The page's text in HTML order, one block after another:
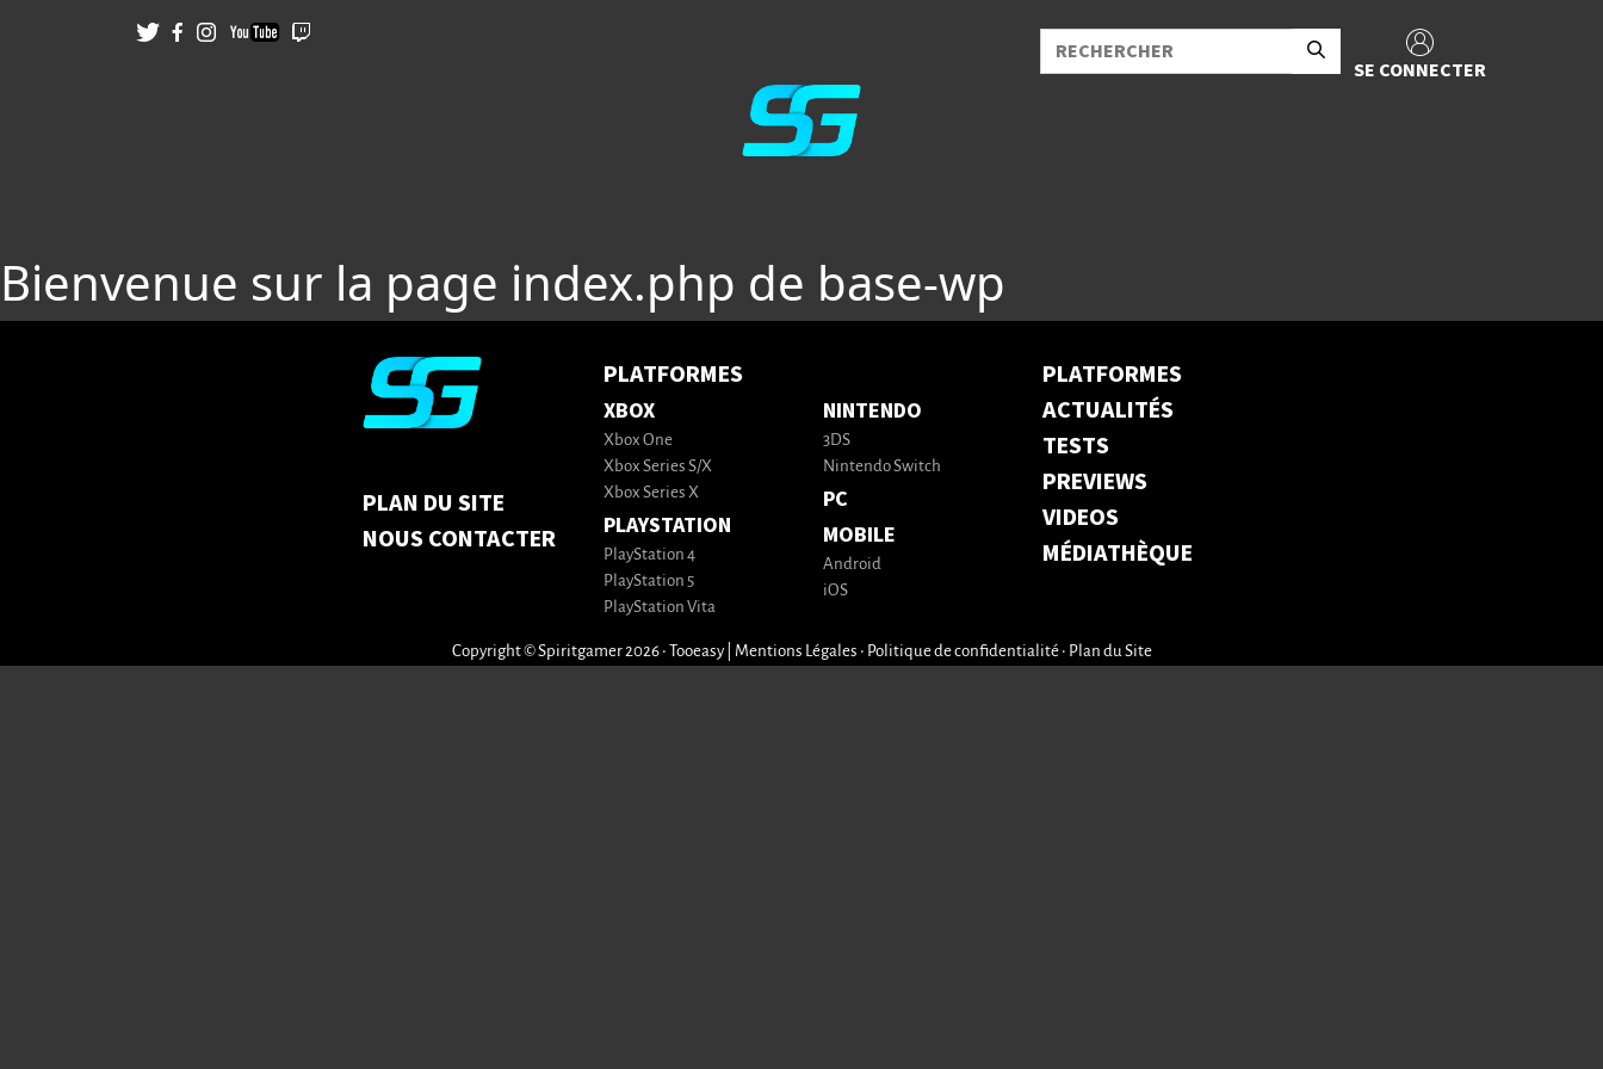
SE CONNECTER
Bienvenue sur la page index.php de base-wp
PLAN DU SITE
NOUS CONTACTER
PLATFORMES
XBOX
Xbox One
Xbox Series S/X
Xbox Series X
PLAYSTATION
PlayStation 4
PlayStation 5
PlayStation Vita
NINTENDO
3DS
Nintendo Switch
PC
MOBILE
Android
iOS
PLATFORMES
ACTUALITÉS
TESTS
PREVIEWS
VIDEOS
MÉDIATHÈQUE
Copyright © Spiritgamer 2026 • Tooeasy Mentions Légales • Politique de confidentialité• Plan du Site